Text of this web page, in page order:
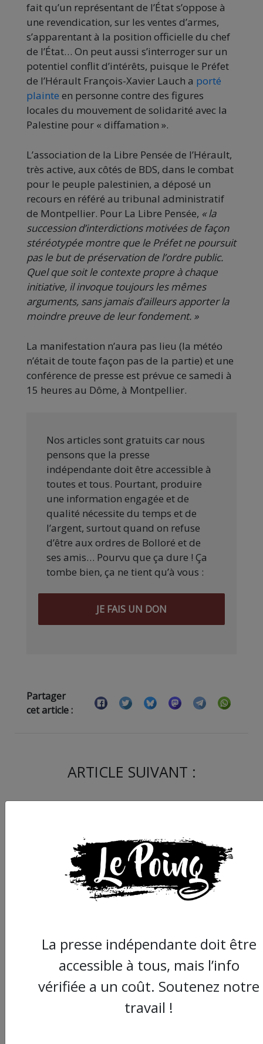
fait qu’un représentant de l’État s’oppose à
une revendication, sur les ventes d’armes,
s’apparentant à la position officielle du chef
de l’État… On peut aussi s’interroger sur un
potentiel conflit d’intérêts, puisque le Préfet
de l’Hérault François-Xavier Lauch a porté
plainte en personne contre des figures
locales du mouvement de solidarité avec la
Palestine pour « diffamation ».
L’association de la Libre Pensée de l’Hérault,
très active, aux côtés de BDS, dans le combat
pour le peuple palestinien, a déposé un
recours en référé au tribunal administratif
de Montpellier. Pour La Libre Pensée, « la
succession d’interdictions motivées de façon
stéréotypée montre que le Préfet ne poursuit
pas le but de préservation de l’ordre public.
Quel que soit le contexte propre à chaque
initiative, il invoque toujours les mêmes
arguments, sans jamais d’ailleurs apporter la
moindre preuve de leur fondement. »
La manifestation n’aura pas lieu (la météo
n’était de toute façon pas de la partie) et une
conférence de presse est prévue ce samedi à
15 heures au Dôme, à Montpellier.
Nos articles sont gratuits car nous
pensons que la presse
indépendante doit être accessible à
toutes et tous. Pourtant, produire
une information engagée et de
qualité nécessite du temps et de
l’argent, surtout quand on refuse
d’être aux ordres de Bolloré et de
ses amis… Pourvu que ça dure ! Ça
tombe bien, ça ne tient qu’à vous :
JE FAIS UN DON
Partager
cet article :
ARTICLE SUIVANT :
assistants
lycée Mermoz
contre une
de poste
La presse indépendante doit être
accessible à tous, mais l’info
vérifiée a un coût. Soutenez notre
travail !